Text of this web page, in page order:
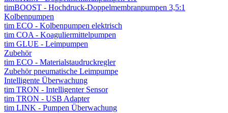
timBOOST - Hochdruck-Doppelmembranpumpen 3,5:1
Kolbenpumpen
tim ECO - Kolbenpumpen elektrisch
tim COA - Koaguliermittelpumpen
tim GLUE - Leimpumpen
Zubehör
tim ECO - Materialstaudruckregler
Zubehör pneumatische Leimpumpe
Intelligente Überwachung
tim TRON - Intelligenter Sensor
tim TRON - USB Adapter
tim LINK - Pumpen Überwachung